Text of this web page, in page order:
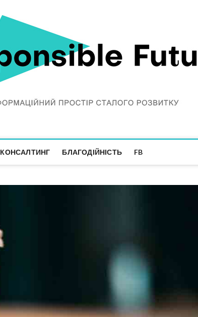
КОНСАЛТИНГ БЛАГОДІЙНІСТЬ FB